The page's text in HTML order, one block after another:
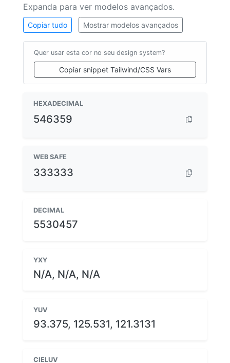
Expanda para ver modelos avançados.
Copiar tudo Mostrar modelos avançados
Quer usar esta cor no seu design system?
Copiar snippet Tailwind/CSS Vars
HEXADECIMAL
546359
WEB SAFE
333333
DECIMAL
5530457
YXY
N/A, N/A, N/A
YUV
93.375, 125.531, 121.3131
CIELUV